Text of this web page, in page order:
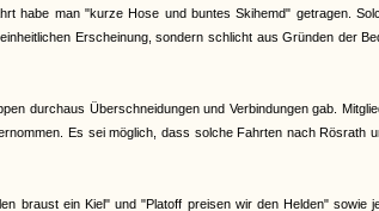
habe man "kurze Hose und buntes Skihemd" getragen.
Erscheinung, sondern schlicht aus Gründen der
durchaus Überschneidungen und Verbindungen gab.
Es sei möglich, dass solche Fahrten nach Rösrath
braust ein Kiel" und "Platoff preisen wir den Helden" sowie